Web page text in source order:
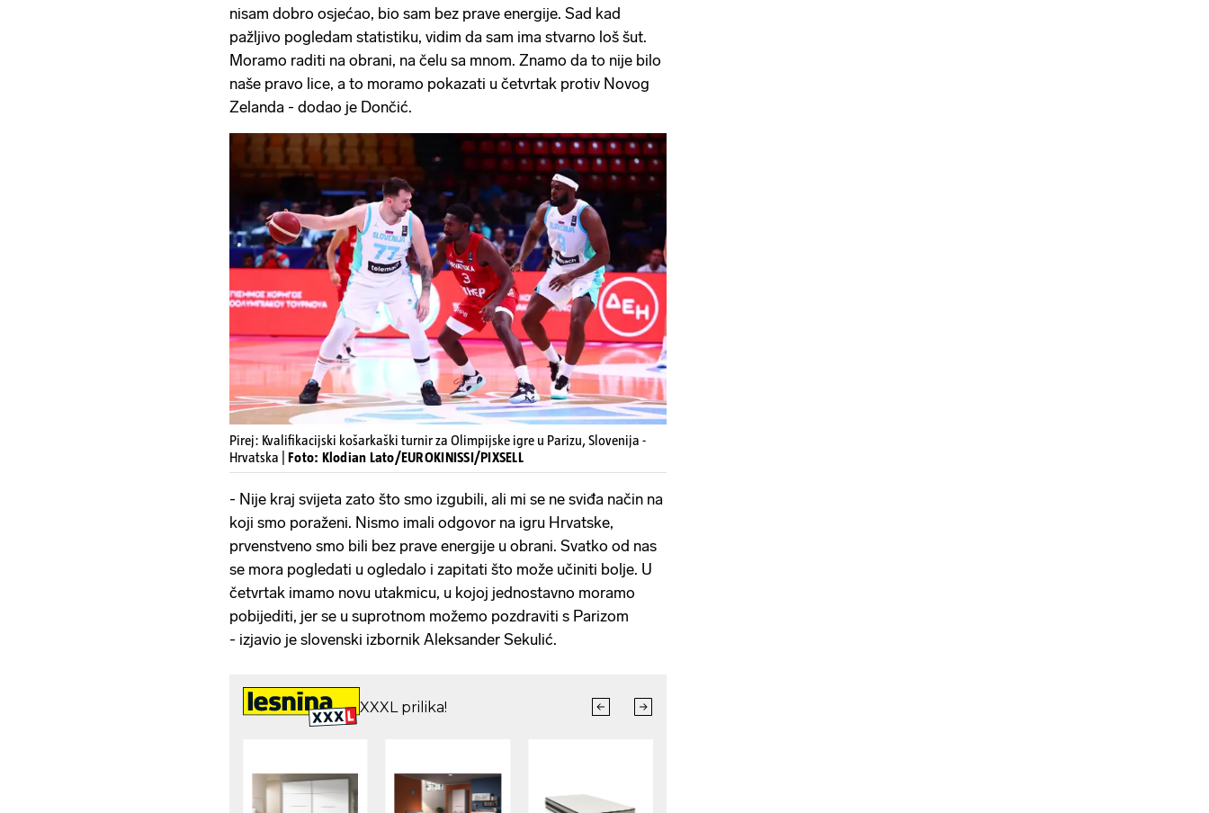
nisam dobro osjećao, bio sam bez prave energije. Sad kad
pažljivo pogledam statistiku, vidim da sam ima stvarno loš šut.
Moramo raditi na obrani, na čelu sa mnom. Znamo da to nije bilo
naše pravo lice, a to moramo pokazati u četvrtak protiv Novog
Zelanda - dodao je Dončić.
Pirej: Kvalifikacijski košarkaški turnir za Olimpijske igre u Parizu, Slovenija -
Hrvatska | Foto: Klodian Lato/EUROKINISSI/PIXSELL
- Nije kraj svijeta zato što smo izgubili, ali mi se ne sviđa način na
koji smo poraženi. Nismo imali odgovor na igru Hrvatske,
prvenstveno smo bili bez prave energije u obrani. Svatko od nas
se mora pogledati u ogledalo i zapitati što može učiniti bolje. U
četvrtak imamo novu utakmicu, u kojoj jednostavno moramo
pobijediti, jer se u suprotnom možemo pozdraviti s Parizom
- izjavio je slovenski izbornik Aleksander Sekulić.